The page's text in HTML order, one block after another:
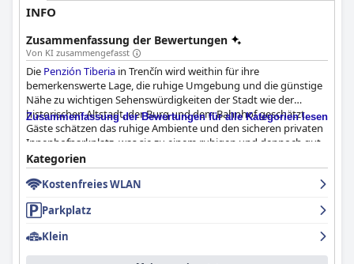
INFO
Zusammenfassung der Bewertungen
Von KI zusammengefasst
Die Penzión Tiberia in Trenčín wird weithin für ihre
bemerkenswerte Lage, die ruhige Umgebung und die günstige
Nähe zu wichtigen Sehenswürdigkeiten der Stadt wie der
historischen Altstadt, der Burg und dem Bahnhof geschätzt.
Gäste schätzen das ruhige Ambiente und den sicheren privaten
Innenhofparkplatz, was sie zu einem ruhigen und dennoch gut
erreichbaren Rückzugsort macht.
Das Frühstück in derPenzión Tiberia
Aufenthalts der Gäste hervorgehoben und bietet eine
reichhaltige und vielfältige Auswahl, darunter frisch zubereitete
Frische und die großzügigen Portionen sowie Optionen, die auf
unterschiedliche Vorlieben eingehen, werden häufig gelobt,
Zusammenfassung der Bewertungen für alle Kategorien lesen
Kategorien
Kostenfreies WLAN
Parkplatz
Klein